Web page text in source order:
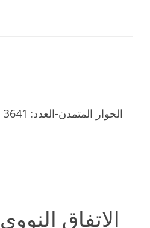
الاتفاق